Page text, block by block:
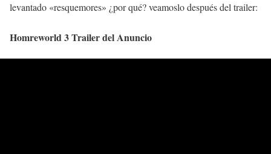
levantado «resquemores» ¿por qué? veamoslo después del trailer:
Homreworld 3 Trailer del Anuncio